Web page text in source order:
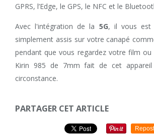
GPRS, l’Edge, le GPS, le NFC et le
Avec l'intégration de la 5G, il vous est
simplement assis sur votre canapé
pendant que vous regardez votre film
Kirin 985 de 7mm fait de cet
circonstance.
PARTAGER CET ARTICLE
Repost